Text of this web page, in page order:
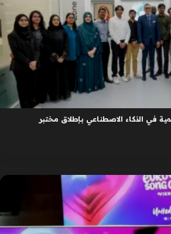
في الذكاء الاصطناعي بإطلاق مختبر